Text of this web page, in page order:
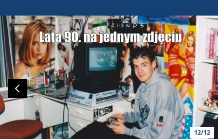
12/12